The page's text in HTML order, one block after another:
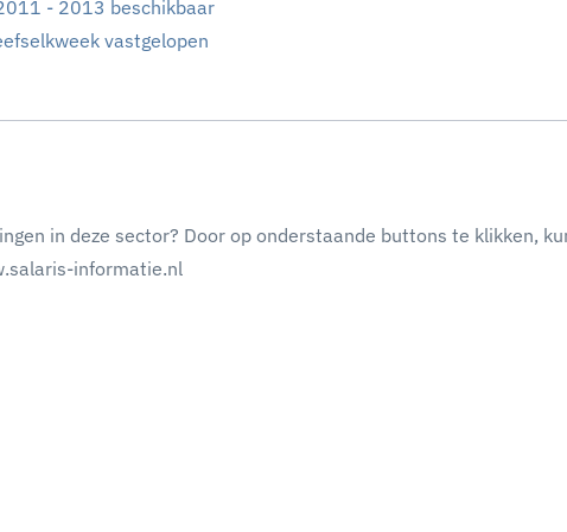
- 2013 beschikbaar
vastgelopen
in deze sector? Door op onderstaande buttons te klikken,
informatie.nl